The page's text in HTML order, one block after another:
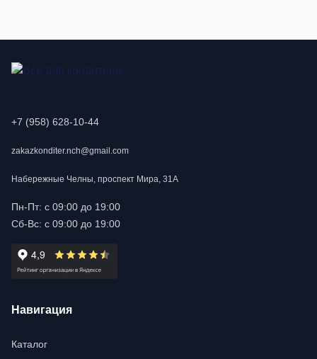
+7 (958) 628-10-44
zakazkonditer.nch@gmail.com
Набережные Челны, проспект Мира, 31А
Пн-Пт: с 09:00 до 19:00
Сб-Вс: с 09:00 до 19:00
Навигация
Каталог